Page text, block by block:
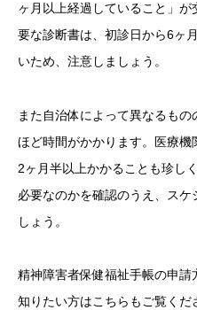
ヶ月以上経過していること」
要な診断書は、初診日から6ヶ
いため、注意しましょう。
また自治体によって異なるも
ほど時間がかかります。医療機
2ヶ月半以上かかることも珍し
必要なのかを確認のうえ、ス
しょう。
精神障害者保健福祉手帳の申請
知りたい方はこちらもご覧くだ